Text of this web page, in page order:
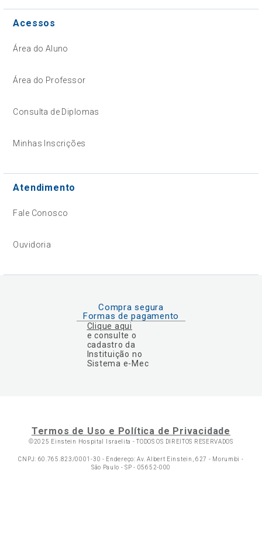
Acessos
Área do Aluno
Área do Professor
Consulta de Diplomas
Minhas Inscrições
Atendimento
Fale Conosco
Ouvidoria
Compra segura
Formas de pagamento
Clique aqui
e consulte o
cadastro da
Instituição no
Sistema e-Mec
Termos de Uso e Política de Privacidade
©2025 Einstein Hospital Israelita -TODOS OS DIREITOS RESERVADOS
CNPJ: 60.765.823/0001-30 - Endereço: Av. Albert Einstein, 627 - Morumbi -
São Paulo - SP - 05652-000